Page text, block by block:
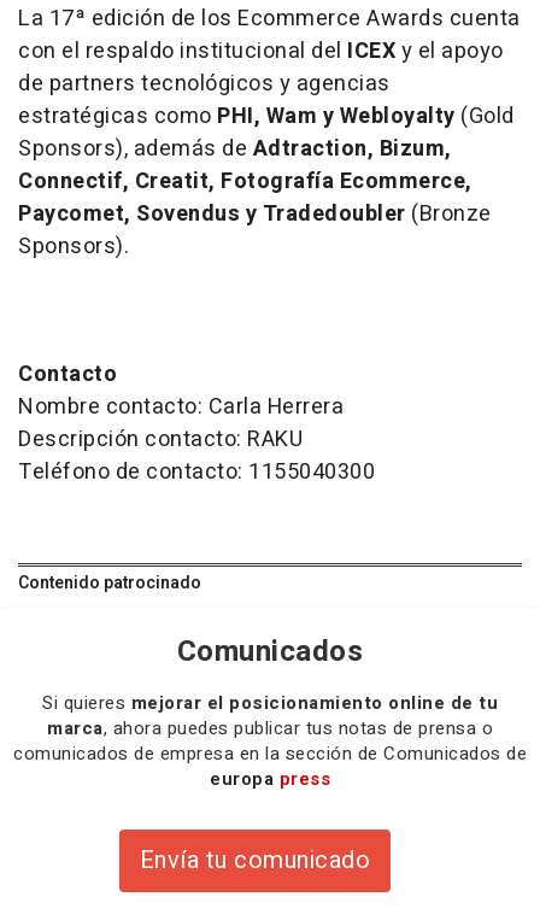
La 17ª edición de los Ecommerce Awards cuenta
con el respaldo institucional del ICEXy el apoyo
de partners tecnológicos y agencias
estratégicas como PHI, Wam y Webloyalty (Gold
Sponsors), además de Adtraction, Bizum,
Connectif, Creatit, Fotografía Ecommerce,
Paycomet, Sovendus y Tradedoubler (Bronze
Sponsors).
Contacto
Nombre contacto: Carla Herrera
Descripción contacto: RAKU
Teléfono de contacto: 1155040300
Contenido patrocinado
Comunicados
Si quieres mejorar el posicionamiento online de tu
marca, ahora puedes publicar tus notas de prensa o
comunicados de empresa en la sección de Comunicados de
europa press
Envía tu comunicado